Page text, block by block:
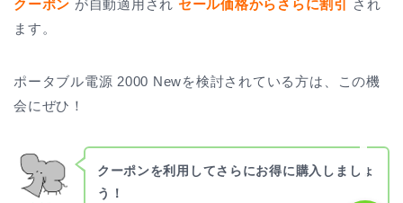
クーポン が自動適用され セール価格からさらに割引
され
ます。
ポータブル電源 2000 Newを検討されている方は、この機
会にぜひ！
クーポンを利用してさらにお得に購入しましょ
う！
人気記事